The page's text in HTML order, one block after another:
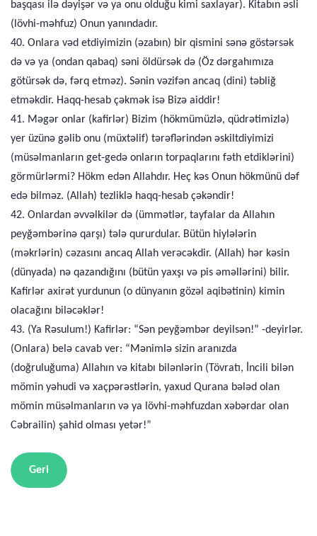
başqası ilə dəyişər və ya onu olduğu kimi saxlayar). Kitabın əsli
(lövhi-məhfuz) Onun yanındadır.
40. Onlara vəd etdiyimizin (əzabın) bir qismini sənə göstərsək
də və ya (ondan qabaq) səni öldürsək də (Öz dərgahımıza
götürsək də, fərq etməz). Sənin vəzifən ancaq (dini) təbliğ
etməkdir. Haqq-hesab çəkmək isə Bizə aiddir!
41. Məgər onlar (kafirlər) Bizim (hökmümüzlə, qüdrətimizlə)
yer üzünə gəlib onu (müxtəlif) tərəflərindən əskiltdiyimizi
(müsəlmanların get-gedə onların torpaqlarını fəth etdiklərini)
görmürlərmi? Hökm edən Allahdır. Heç kəs Onun hökmünü dəf
edə bilməz. (Allah) tezliklə haqq-hesab çəkəndir!
42. Onlardan əvvəlkilər də (ümmətlər, tayfalar da Allahın
peyğəmbərinə qarşı) tələ qururdular. Bütün hiylələrin
(məkrlərin) cəzasını ancaq Allah verəcəkdir. (Allah) hər kəsin
(dünyada) nə qazandığını (bütün yaxşı və pis əməllərini) bilir.
Kafirlər axirət yurdunun (o dünyanın gözəl aqibətinin) kimin
olacağını biləcəklər!
43. (Ya Rəsulum!) Kafirlər: “Sən peyğəmbər deyilsən!” -deyirlər.
(Onlara) belə cavab ver: “Mənimlə sizin aranızda
(doğruluğuma) Allahın və kitabı bilənlərin (Tövratı, İncili bilən
mömin yəhudi və xaçpərəstlərin, yaxud Qurana bələd olan
mömin müsəlmanların və ya lövhi-məhfuzdan xəbərdar olan
Cəbrailin) şahid olması yetər!”
Geri